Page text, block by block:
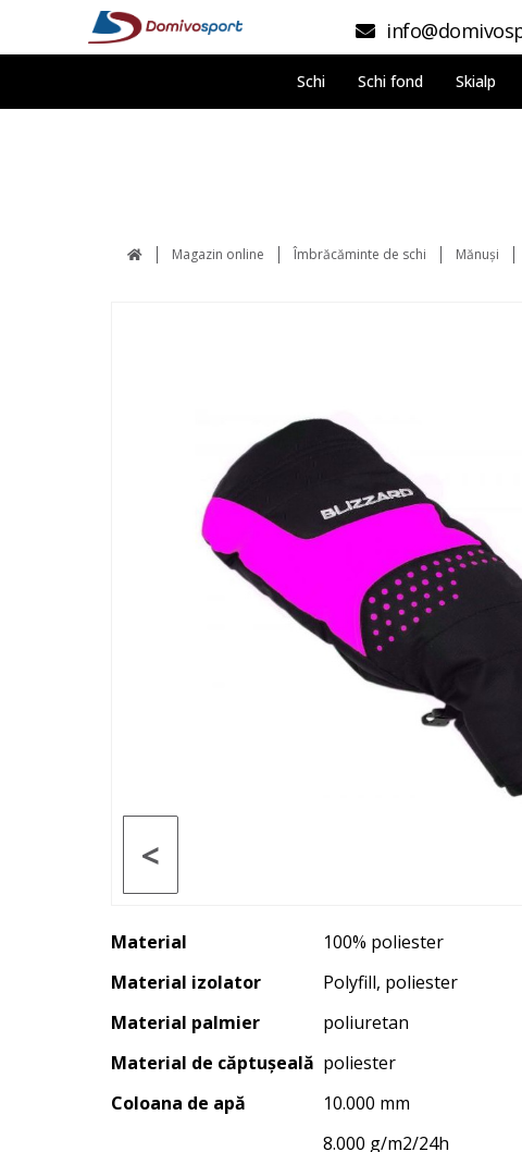
Schi Schi fond Skialp
Magazin online Îmbrăcăminte de schi Mănuși
<
Material
100% poliester
Material izolator
Polyfill, poliester
Material palmier
poliuretan
Material de căptușeală poliester
Coloana de apă
10.000 mm
8.000 g/m2/24h